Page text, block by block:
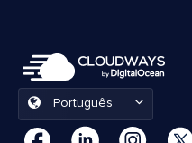
Português